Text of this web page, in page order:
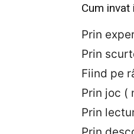
Cum
Prin
Prin
Fiind pe
Prin joc (
Prin